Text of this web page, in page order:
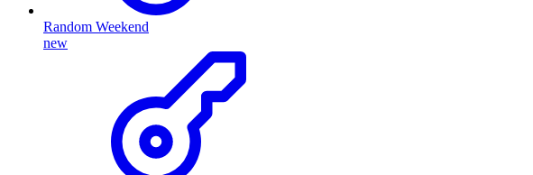
Random Weekend
new